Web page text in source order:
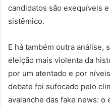
candidatos são exequíveis
sistêmico.
E há também outra análise,
eleição mais violenta da
por um atentado e por
debate foi sufocado pelo
avalanche das fake news: